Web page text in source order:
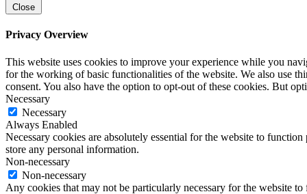
Close
Privacy Overview
This website uses cookies to improve your experience while you
for the working of basic functionalities of the website. We also use
consent. You also have the option to opt-out of these cookies. But
Necessary
Necessary
Always Enabled
Necessary cookies are absolutely essential for the website to
store any personal information.
Non-necessary
Non-necessary
Any cookies that may not be particularly necessary for the website